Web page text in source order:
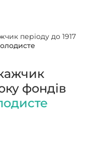
періоду до 1917
фондів